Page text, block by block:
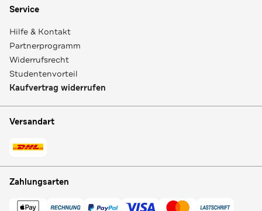
Service
Hilfe & Kontakt
Partnerprogramm
Widerrufsrecht
Studentenvorteil
Kaufvertrag widerrufen
Versandart
Zahlungsarten